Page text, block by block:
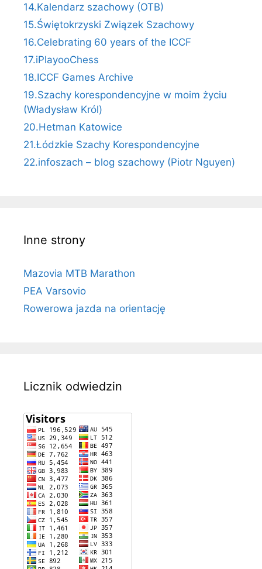
14.Kalendarz szachowy (OTB)
15.Świętokrzyski Związek Szachowy
16.Celebrating 60 years of the ICCF
17.iPlayooChess
18.ICCF Games Archive
19.Szachy korespondencyjne w moim życiu
(Władysław Król)
20.Hetman Katowice
21.Łódzkie Szachy Korespondencyjne
22.infoszach – blog szachowy (Piotr Nguyen)
Inne strony
Mazovia MTB Marathon
PEA Varsovio
Rowerowa jazda na orientację
Licznik odwiedzin